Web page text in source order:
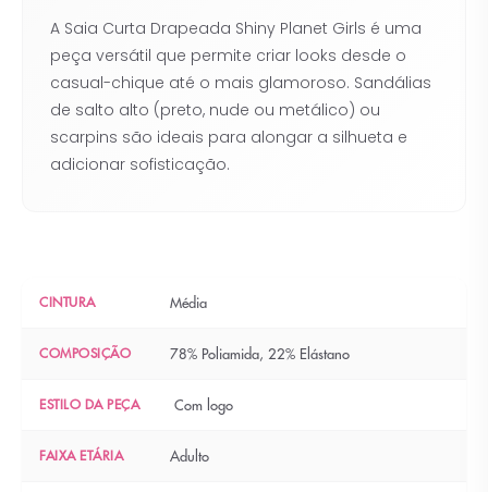
A Saia Curta Drapeada Shiny Planet Girls é uma
peça versátil que permite criar looks desde o
casual-chique até o mais glamoroso. Sandálias
de salto alto (preto, nude ou metálico) ou
scarpins são ideais para alongar a silhueta e
adicionar sofisticação.
CINTURA Média
COMPOSIÇÃO 78% Poliamida, 22% Elástano
ESTILO DA PEÇA Com logo
FAIXA ETÁRIA Adulto